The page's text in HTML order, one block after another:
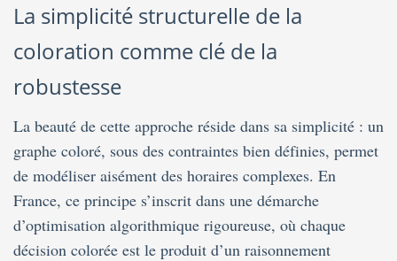
La simplicité structurelle de la
coloration comme clé de la
robustesse
La beauté de cette approche réside dans sa simplicité : un
graphe coloré, sous des contraintes bien définies, permet
de modéliser aisément des horaires complexes. En
France, ce principe s’inscrit dans une démarche
d’optimisation algorithmique rigoureuse, où chaque
décision colorée est le produit d’un raisonnement